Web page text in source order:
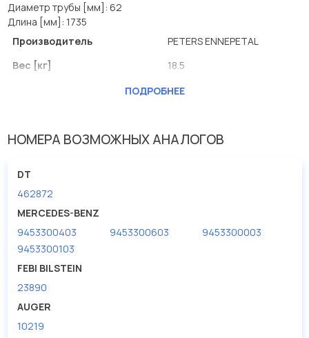
Диаметр трубы [мм]: 62
Длина [мм]: 1735
Производитель
PETERS ENNEPETAL
Вес [кг]
18.5
62
ПОДРОБНЕЕ
НОМЕРА ВОЗМОЖНЫХ АНАЛОГОВ
DT
462872
MERCEDES-BENZ
9453300403
9453300603
9453300003
9453300103
FEBI BILSTEIN
23890
AUGER
10219